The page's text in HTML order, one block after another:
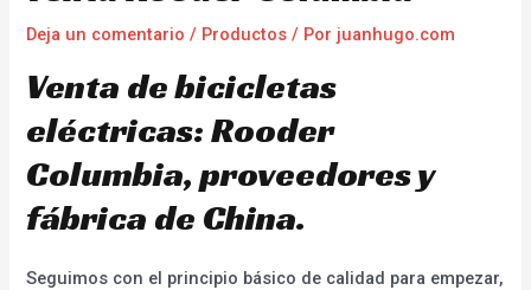
Deja un comentario / Productos / Por juanhugo.com
Venta de bicicletas
eléctricas: Rooder
Columbia, proveedores y
fábrica de China.
Seguimos con el principio básico de calidad para empezar,